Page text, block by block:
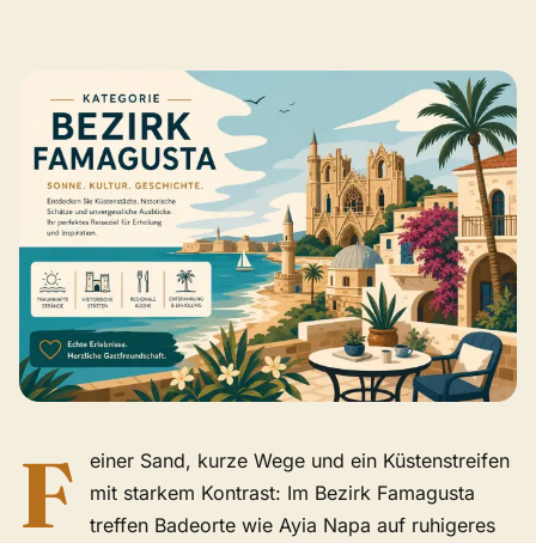
F
einer Sand, kurze Wege und ein Küstenstreifen
mit starkem Kontrast: Im Bezirk Famagusta
treffen Badeorte wie Ayia Napa auf ruhigeres